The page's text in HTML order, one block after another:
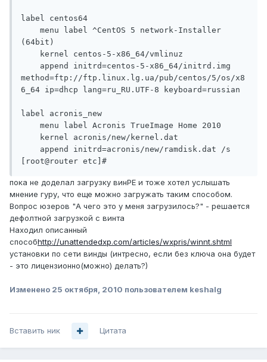
label centos64
menu label ^CentOS 5 network-Installer
(64bit)
kernel centos-5-x86_64/vmlinuz
append initrd=centos-5-x86_64/initrd.img
method=ftp://ftp.linux.lg.ua/pub/centos/5/os/x8
6_64 ip=dhcp lang=ru_RU.UTF-8 keyboard=russian
label acronis_new
menu label Acronis TrueImage Home 2010
kernel acronis/new/kernel.dat
append initrd=acronis/new/ramdisk.dat /s
[root@router etc]#
пока не доделал загрузку винРЕ и тоже хотел услышать
мнение гуру, что еще можно загружать таким способом.
Вопрос юзеров "А чего это у меня загрузилось?" - решается
дефолтной загрузкой с винта
Находил описанный
способhttp://unattendedxp.com/articles/wxpris/winnt.shtml
установки по сети винды (интресно, если без ключа она будет
- это лицензионно(можно) делать?)
Изменено 25 октября, 2010 пользователем keshalg
Вставить ник Цитата